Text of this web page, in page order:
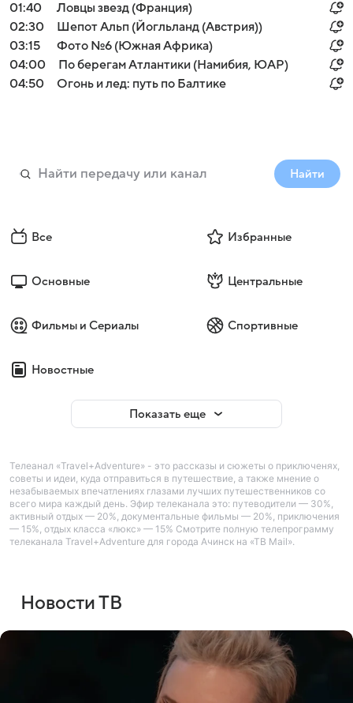
01:40
Ловцы звезд (Франция)
02:30
Шепот Альп (Йогльланд (Австрия))
03:15
Фото №6 (Южная Африка)
04:00
По берегам Атлантики (Намибия, ЮАР)
04:50
Огонь и лед: путь по Балтике
Найти
Все Избранные
Основные Центральные
Фильмы и Сериалы Спортивные
Новостные
Показать еще
Телеанал «Travel+Adventure» - это рассказы и сюжеты о приключенях,
советы и идеи, куда отправиться в путешествие, а также мнение о
незабываемых впечатлениях глазами лучших путешественников со
всего мира каждый день. Эфир телеканала это: путеводители — 30%,
активный отдых — 20%, документальные фильмы — 20%, приключения
— 15%, отдых класса «люкс» — 15% Смотрите полную телепрограмму
телеканала Travel+Adventure для города Ачинск на «ТВ Mail».
Новости ТВ